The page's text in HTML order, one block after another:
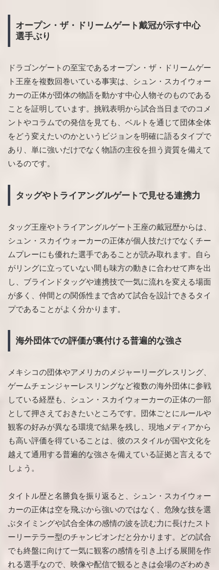
オープン・ザ・ドリームゲート戴冠が示す中心
選手ぶり
ドラゴンゲートの至宝であるオープン・ザ・ドリームゲー
ト王座を複数回巻いている事実は、シュン・スカイウォー
カーの正体が団体の物語を動かす中心人物そのものである
ことを証明しています。挑戦表明から試合当日までのコメ
ントやコラムでの発信を見ても、ベルトを通じて団体全体
をどう変えたいのかというビジョンを明確に語るタイプで
あり、単に強いだけでなく物語の主役を担う資質を備えて
いるのです。
タッグやトライアングルゲートで見せる連携力
タッグ王座やトライアングルゲート王座の戴冠歴からは、
シュン・スカイウォーカーの正体が個人技だけでなくチー
ムプレーにも優れた選手であることが読み取れます。自ら
がリングに立っていない間も味方の動きに合わせて声を出
し、ブラインドタッグや連携技で一気に流れを変える場面
が多く、仲間との関係性まで含めて試合を設計できるタイ
プであることがよく分かります。
海外団体での評価が裏付ける普遍的な強さ
メキシコの団体やアメリカのメジャーリーグレスリング、
ゲームチェンジャーレスリングなど複数の海外団体に参戦
している経歴も、シュン・スカイウォーカーの正体の一部
として押さえておきたいところです。団体ごとにルールや
観客の好みが異なる環境で結果を残し、現地メディアから
も高い評価を得ていることは、彼のスタイルが国や文化を
越えて通用する普遍的な強さを備えている証拠と言えるで
しょう。
タイトル歴と名勝負を振り返ると、シュン・スカイウォー
カーの正体は空を飛ぶから強いのではなく、危険な技を選
ぶタイミングや試合全体の感情の波を読む力に長けたスト
ーリーテラー型のチャンピオンだと分かります。どの試合
でも終盤に向けて一気に観客の感情を引き上げる展開を作
れる選手なので、映像や配信で観るときは会場のざわめき